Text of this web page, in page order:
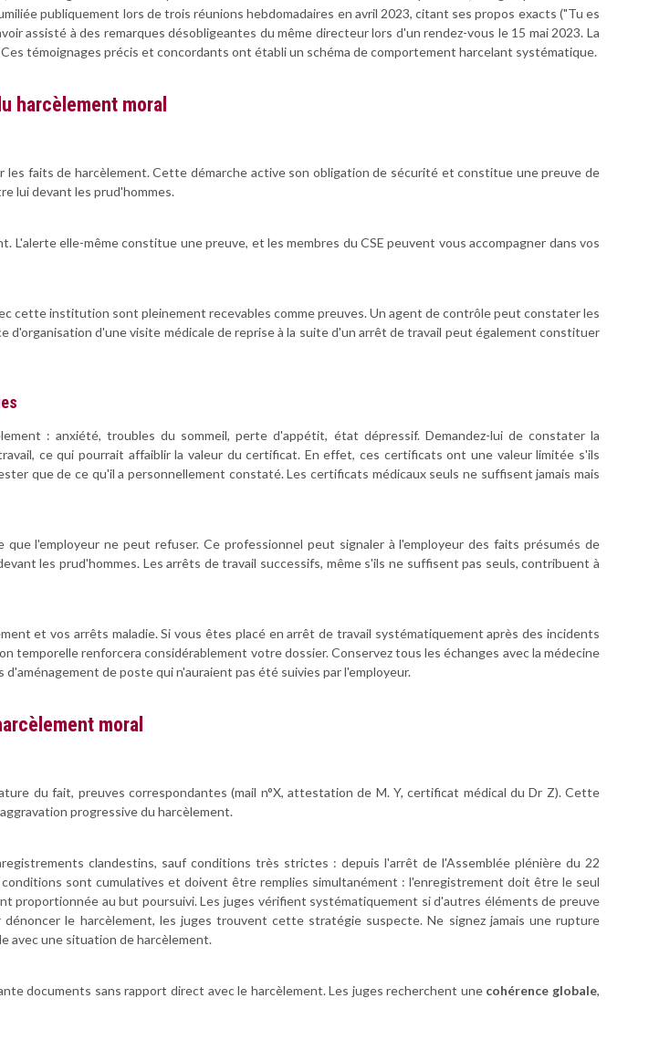
publiquement lors de trois réunions hebdomadaires en avril 2023, citant ses propos exacts ("Tu es
assisté à des remarques désobligeantes du même directeur lors d'un rendez-vous le 15 mai 2023. La
témoignages précis et concordants ont établi un schéma de comportement harcelant systématique.
harcèlement moral
les faits de harcèlement. Cette démarche active son obligation de sécurité et constitue une preuve de
lui devant les prud'hommes.
L'alerte elle-même constitue une preuve, et les membres du CSE peuvent vous accompagner dans vos
cette institution sont pleinement recevables comme preuves. Un agent de contrôle peut constater les
d'une visite médicale de reprise à la suite d'un arrêt de travail peut également constituer
: anxiété, troubles du sommeil, perte d'appétit, état dépressif. Demandez-lui de constater la
ce qui pourrait affaiblir la valeur du certificat. En effet, ces certificats ont une valeur limitée s'ils
que de ce qu'il a personnellement constaté. Les certificats médicaux seuls ne suffisent jamais mais
l'employeur ne peut refuser. Ce professionnel peut signaler à l'employeur des faits présumés de
les prud'hommes. Les arrêts de travail successifs, même s'ils ne suffisent pas seuls, contribuent à
et vos arrêts maladie. Si vous êtes placé en arrêt de travail systématiquement après des incidents
temporelle renforcera considérablement votre dossier. Conservez tous les échanges avec la médecine
de poste qui n'auraient pas été suivies par l'employeur.
moral
du fait, preuves correspondantes (mail n°X, attestation de M. Y, certificat médical du Dr Z). Cette
progressive du harcèlement.
clandestins, sauf conditions très strictes : depuis l'arrêt de l'Assemblée plénière du 22
sont cumulatives et doivent être remplies simultanément : l'enregistrement doit être le seul
au but poursuivi. Les juges vérifient systématiquement si d'autres éléments de preuve
le harcèlement, les juges trouvent cette stratégie suspecte. Ne signez jamais une rupture
avec une situation de harcèlement.
documents sans rapport direct avec le harcèlement. Les juges recherchent une cohérence globale,